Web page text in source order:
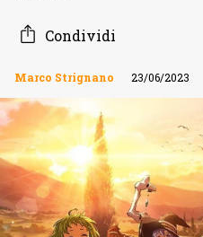
Condividi
Marco Strignano 23/06/2023